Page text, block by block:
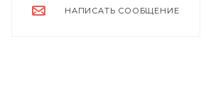
НАПИСАТЬ СООБЩЕНИЕ